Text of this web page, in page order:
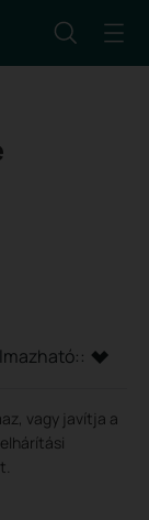
vagy javítja a